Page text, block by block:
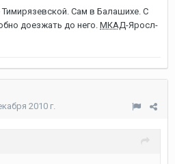
Сам в Балашихе. С
доезжать до него. МКАД-Яросл-
2010 г.